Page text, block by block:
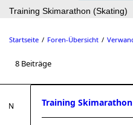
Training Skimarathon (Skating)
Startseite Foren-Übersicht
8 Beiträge
Training